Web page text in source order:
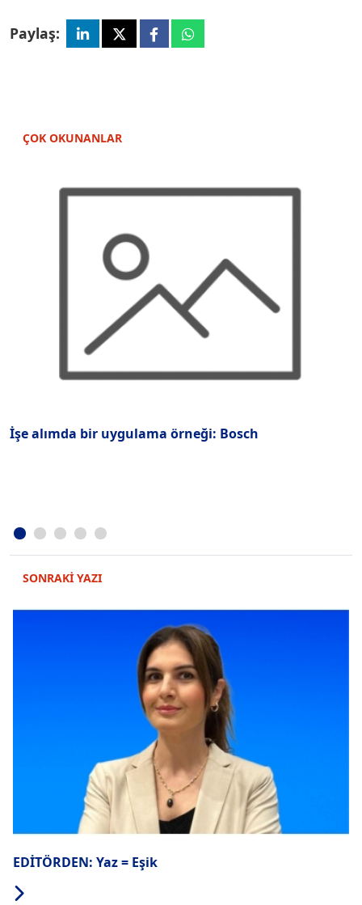
Paylaş:
ÇOK OKUNANLAR
İşe alımda bir uygulama örneği: Bosch
SONRAKİ YAZI
EDİTÖRDEN: Yaz = Eşik